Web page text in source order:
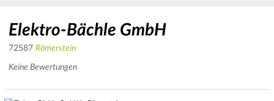
Elektro-Bächle GmbH
72587 Römerstein
Keine Bewertungen